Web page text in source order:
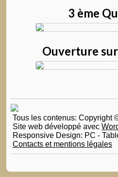
3 ème
Ouverture
Tous les contenus: Copyright
Site web développé avec
Responsive Design: PC -
Contacts et mentions légales